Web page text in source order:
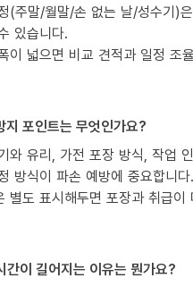
(주말/월말/손 없는 날/성수기)
있습니다.
이 넓으면 비교 견적과 일정 조
지 포인트는 무엇인가요?
와 유리, 가전 포장 방식, 작업
방식이 파손 예방에 중요합니다.
별도 표시해두면 포장과 취급이
간이 길어지는 이유는 뭔가요?